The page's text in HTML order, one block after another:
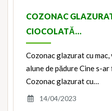
COZONAC
CIOCOLATĂ…
Cozonac glazurat cu
alune de pădure Cine s-
Cozonac glazurat cu…
14/04/2023